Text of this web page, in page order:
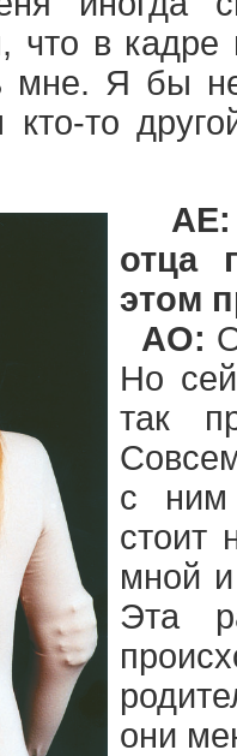
что в
мне. Я бы
то
отца
этом
АО:
Но
так
с ним
стоит
мной
Эта
они